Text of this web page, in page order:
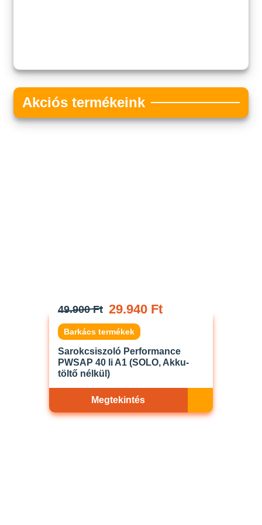
Akciós termékeink
49.900 Ft 29.940 Ft
Barkács termékek
Sarokcsiszoló Performance
PWSAP 40 li A1 (SOLO, Akku-
töltő nélkül)
Megtekintés